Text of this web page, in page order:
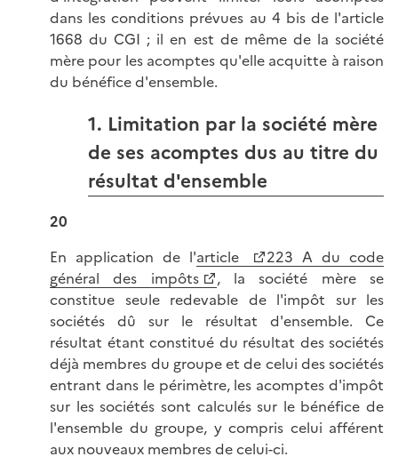
dans les conditions prévues au 4 bis de l'article
1668 du CGI ; il en est de même de la société
mère pour les acomptes qu'elle acquitte à raison
du bénéfice d'ensemble.
1. Limitation par la société mère
de ses acomptes dus au titre du
résultat d'ensemble
20
En application de l'article
223 A du code
général des impôts
, la société mère se
constitue seule redevable de l'impôt sur les
sociétés dû sur le résultat d'ensemble. Ce
résultat étant constitué du résultat des sociétés
déjà membres du groupe et de celui des sociétés
entrant dans le périmètre, les acomptes d'impôt
sur les sociétés sont calculés sur le bénéfice de
l'ensemble du groupe, y compris celui afférent
aux nouveaux membres de celui-ci.